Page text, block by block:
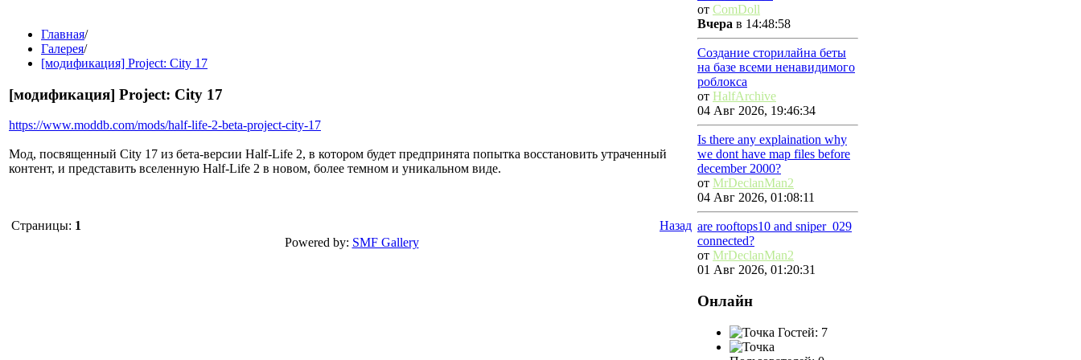
Главная/
Галерея/
[модификация] Project: City 17
[модификация] Project: City 17
https://www.moddb.com/mods/half-life-2-beta-project-city-17
Мод, посвященный City 17 из бета-версии Half-Life 2, в котором будет предпринята попытка восстановить утраченный
контент, и представить вселенную Half-Life 2 в новом, более темном и уникальном виде.
Страницы: 1
Назад
Powered by: SMF Gallery
от ComDoll
Вчера в 14:48:58
Создание сторилайна беты
на базе всеми ненавидимого
роблокса
от HalfArchive
04 Авг 2026, 19:46:34
Is there any explaination why
we dont have map files before
december 2000?
от MrDeclanMan2
04 Авг 2026, 01:08:11
are rooftops10 and sniper_029
connected?
от MrDeclanMan2
01 Авг 2026, 01:20:31
Онлайн
Гостей: 7